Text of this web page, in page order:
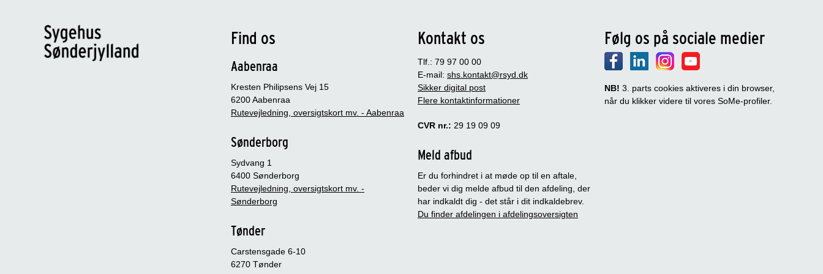
Find os
Aabenraa
Kresten Philipsens Vej 15
6200 Aabenraa
Rutevejledning, oversigtskort mv. - Aabenraa
Sønderborg
Sydvang 1
6400 Sønderborg
Rutevejledning, oversigtskort mv. -
Sønderborg
Tønder
Carstensgade 6-10
6270 Tønder
Kontakt os
Tlf.: 79 97 00 00
E-mail: shs.kontakt@rsyd.dk
Sikker digital post
Flere kontaktinformationer
CVR nr.: 29 19 09 09
Meld afbud
Er du forhindret i at møde op til en aftale,
beder vi dig melde afbud til den afdeling, der
har indkaldt dig - det står i dit indkaldebrev.
Du finder afdelingen i afdelingsoversigten
Følg os på sociale medier
NB! 3. parts cookies aktiveres i din browser,
når du klikker videre til vores SoMe-profiler.